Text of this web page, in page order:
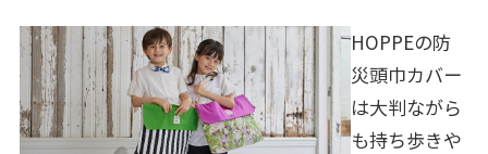
HOPPEの防
災頭巾カバー
は大判ながら
も持ち歩きや